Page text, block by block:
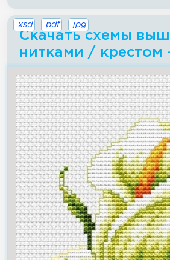
Скачать схемы
нитками / крестом
.xsd .pdf .jpg